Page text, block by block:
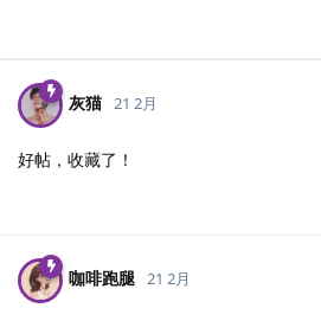
灰猫 21 2月
好帖，收藏了！
咖啡跑腿 21 2月